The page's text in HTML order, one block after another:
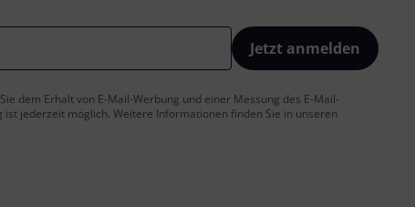
Jetzt anmelden
dem Erhalt von E-Mail-Werbung und einer Messung des E-Mail-
jederzeit möglich. Weitere Informationen finden Sie in unseren